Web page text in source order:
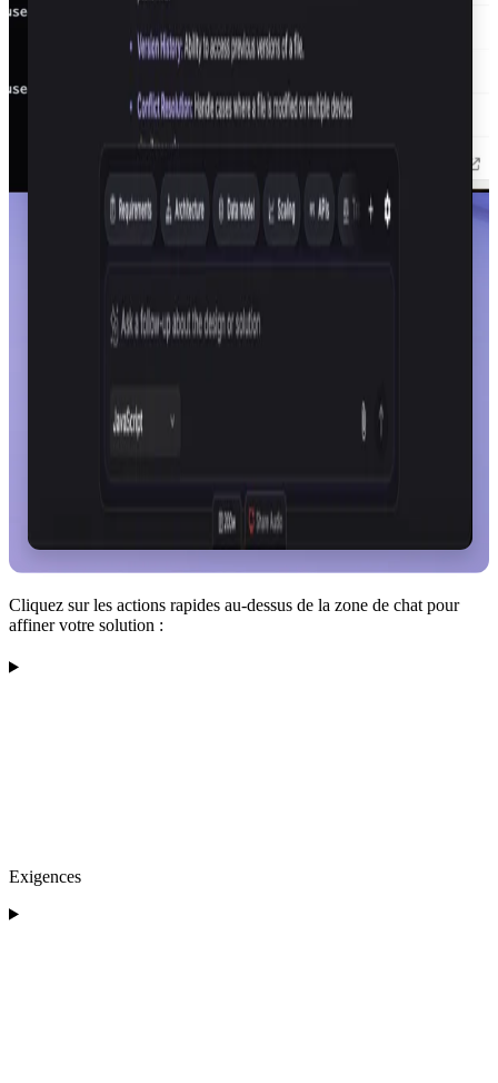
Cliquez sur les actions rapides au-dessus de la zone de chat pour
affiner votre solution :
Exigences